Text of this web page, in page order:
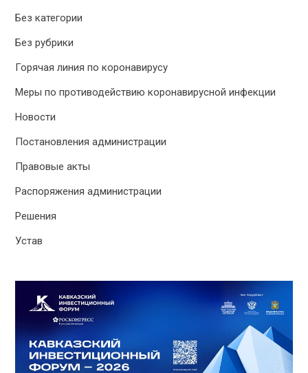
Без категории
Без рубрики
Горячая линия по коронавирусу
Меры по противодействию коронавирусной инфекции
Новости
Постановления администрации
Правовые акты
Распоряжения администрации
Решения
Устав